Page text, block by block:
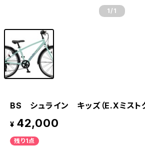
1 /1
BS シュライン キッズ（E.Xミストグ
¥ 42,000
残り1点